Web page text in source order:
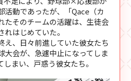
活動であったが、「Qace（カ
たそのチームの活躍は、生徒会
はじめていた。
え、日々前進していた彼女たち
大会が、急遽中止になってしま
まい、戸惑う彼女たち。